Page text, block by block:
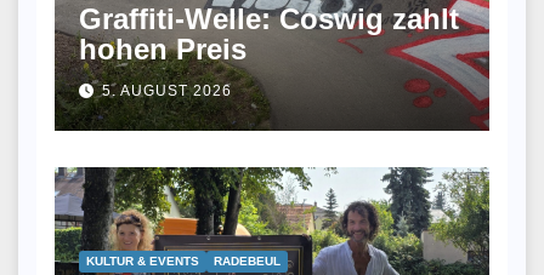
Graffiti-Welle: Coswig zahlt
hohen Preis
5. AUGUST 2026
KULTUR & EVENTS RADEBEUL